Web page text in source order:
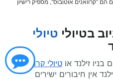
בטיולי טיולי
בניו זילנד או טיולי קרוואנים
אין חיבורים ישירים